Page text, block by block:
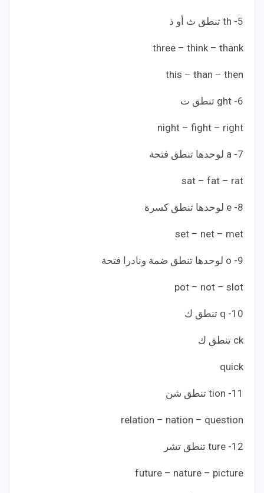
5- th تنطق ث أو ذ
three – think – thank
this – than – then
6- ght تنطق ت
night – fight – right
7- a لوحدها تنطق فتحة
sat – fat – rat
8- e لوحدها تنطق كسرة
set – net – met
9- o لوحدها تنطق ضمة ونادرا فتحة
pot – not – slot
10- q تنطق ك
ck تنطق ك
quick
11- tion تنطق شن
relation – nation – question
12- ture تنطق تشر
future – nature – picture